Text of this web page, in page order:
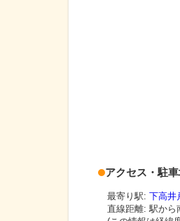
アクセス・駐
最寄り駅: 下高井
直線距離: 駅から